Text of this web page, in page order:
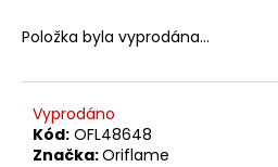
Položka byla vyprodána…
Vyprodáno
Kód: OFL48648
Značka:Oriflame
129